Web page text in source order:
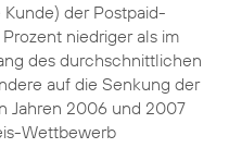
der Postpaid-
niedriger als im
des durchschnittlichen
auf die Senkung der
Jahren 2006 und 2007
Wettbewerb